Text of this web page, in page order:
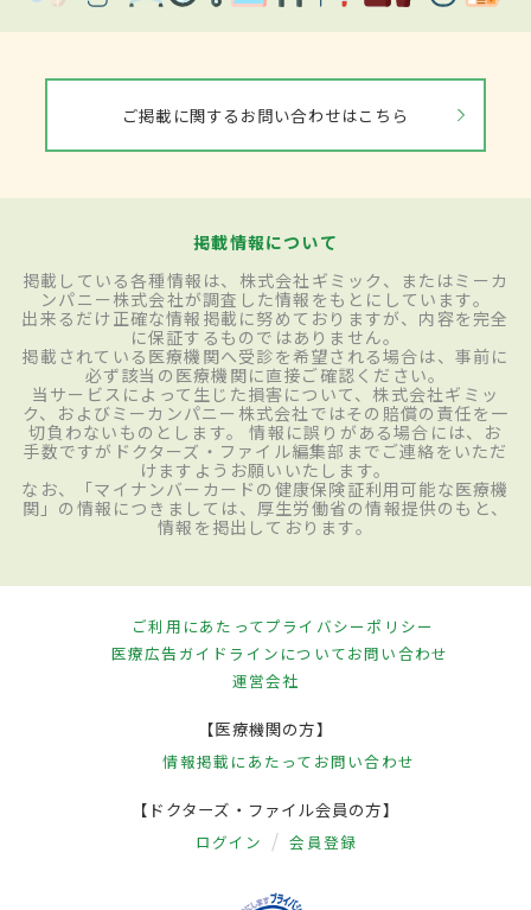
ご掲載に関するお問い合わせはこちら
掲載情報について
掲載している各種情報は、株式会社ギミック、またはミーカ
ンパニー株式会社が調査した情報をもとにしています。
出来るだけ正確な情報掲載に努めておりますが、内容を完全
に保証するものではありません。
掲載されている医療機関へ受診を希望される場合は、事前に
必ず該当の医療機関に直接ご確認ください。
当サービスによって生じた損害について、株式会社ギミッ
ク、およびミーカンパニー株式会社ではその賠償の責任を一
切負わないものとします。 情報に誤りがある場合には、お
手数ですがドクターズ・ファイル編集部までご連絡をいただ
けますようお願いいたします。
なお、「マイナンバーカードの健康保険証利用可能な医療機
関」の情報につきましては、厚生労働省の情報提供のもと、
情報を掲出しております。
ご利用にあたってプライバシーポリシー
医療広告ガイドラインについてお問い合わせ
運営会社
【医療機関の方】
情報掲載にあたって お問い合わせ
【ドクターズ・ファイル会員の方】
ログイン 会員登録